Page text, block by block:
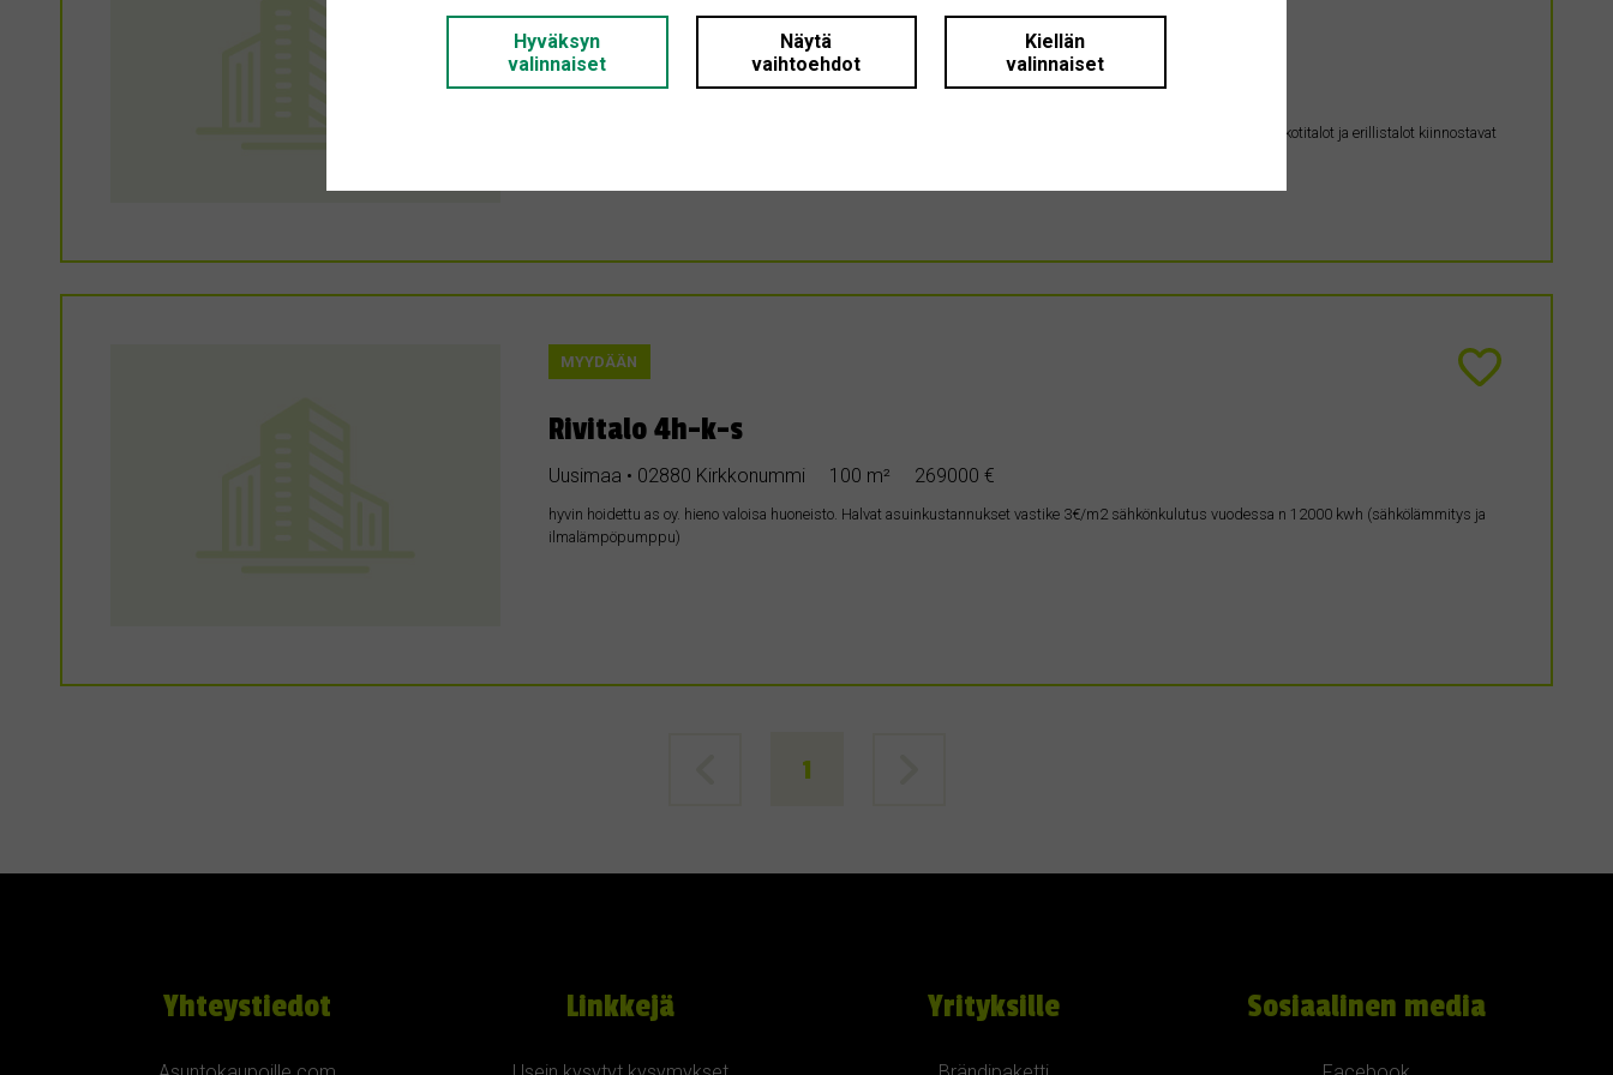
Uusi koti
Uusimaa • 02880 Kirkkonummi 100 m² 250000 €
Estimme uutta kotia Kirkkonummen tai Espoon alueelta. Toiveissa sauna ja oma piha. Kaikki rivitalot, paritalot, omakotitalot ja erillistalot kiinnostavat
MYYDÄÄN
Rivitalo 4h-k-s
Uusimaa • 02880 Kirkkonummi 100 m² 269000 €
hyvin hoidettu as oy. hieno valoisa huoneisto. Halvat asuinkustannukset vastike 3€/m2 sähkönkulutus vuodessa n 12000 kwh (sähkölämmitys ja
ilmalämpöpumppu)
1
Yhteystiedot Linkkejä Yrityksille Sosiaalinen media
Hyväksyn
valinnaiset
Näytä
vaihtoehdot
Kiellän
valinnaiset